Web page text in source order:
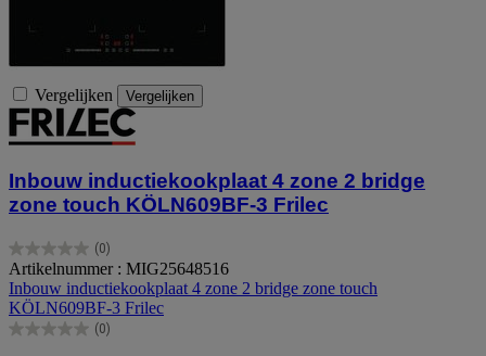
Vergelijken Vergelijken
Inbouw inductiekookplaat 4 zone 2 bridge
zone touch KÖLN609BF-3 Frilec
(0)
0.0
van
de
5
sterren.
Artikelnummer : MIG25648516
Inbouw inductiekookplaat 4 zone 2 bridge zone touch
KÖLN609BF-3 Frilec
(0)
0.0